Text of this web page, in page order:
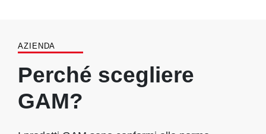
AZIENDA
Perché scegliere
GAM?